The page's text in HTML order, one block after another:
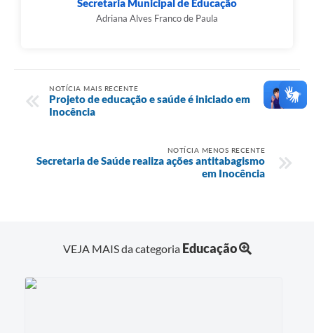
Adriana Alves Franco de Paula
NOTÍCIA MAIS RECENTE
Projeto de educação e saúde é iniciado em
Inocência
NOTÍCIA MENOS RECENTE
Secretaria de Saúde realiza ações antitabagismo
em Inocência
VEJA MAIS da categoria Educação